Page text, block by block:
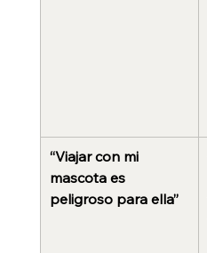
“Viajar con mi
mascota es
peligroso para ella”